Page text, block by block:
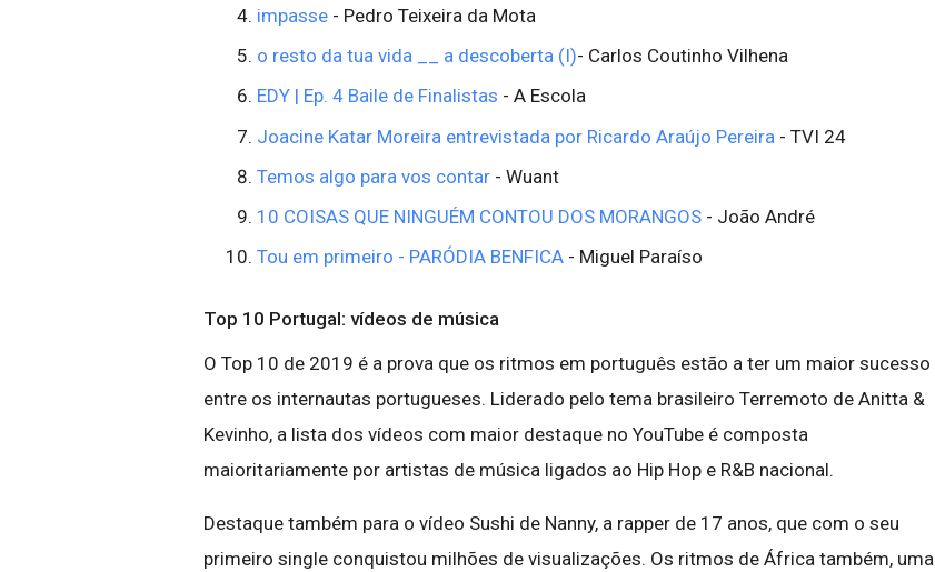
impasse - Pedro Teixeira da Mota
o resto da tua vida __ a descoberta (I)- Carlos Coutinho Vilhena
EDY | Ep. 4 Baile de Finalistas - A Escola
Joacine Katar Moreira entrevistada por Ricardo Araújo Pereira - TVI 24
Temos algo para vos contar - Wuant
10 COISAS QUE NINGUÉM CONTOU DOS MORANGOS - João André
Tou em primeiro - PARÓDIA BENFICA - Miguel Paraíso
Top 10 Portugal: vídeos de música
O Top 10 de 2019 é a prova que os ritmos em português estão a ter um maior sucesso
entre os internautas portugueses. Liderado pelo tema brasileiro Terremoto de Anitta &
Kevinho, a lista dos vídeos com maior destaque no YouTube é composta
maioritariamente por artistas de música ligados ao Hip Hop e R&B nacional.
Destaque também para o vídeo Sushi de Nanny, a rapper de 17 anos, que com o seu
primeiro single conquistou milhões de visualizações. Os ritmos de África também, uma